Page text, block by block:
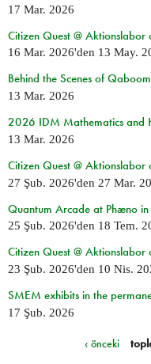
17 Mar. 2026
Citizen Quest @ Aktionslabor
16 Mar. 2026'den 13 May.
Behind the Scenes of
13 Mar. 2026
2026 IDM Mathematics and
13 Mar. 2026
Citizen Quest @ Aktionslabor
27 Şub. 2026'den 27 Mar.
Quantum Arcade at Phæno
25 Şub. 2026'den 18 Tem.
Citizen Quest @
23 Şub. 2026'den 10 Nis.
SMEM exhibits in the
17 Şub. 2026
‹ önceki